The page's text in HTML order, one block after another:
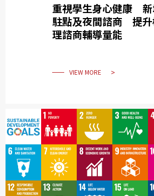
重視學生身心健康 新
駐點及夜間諮商 提
理諮商輔導量能
VIEW MORE